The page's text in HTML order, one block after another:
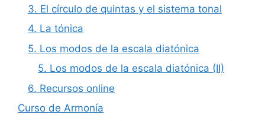
3. El círculo de quintas y el sistema tonal
4. La tónica
5. Los modos de la escala diatónica
5. Los modos de la escala diatónica (II)
6. Recursos online
Curso de Armonía